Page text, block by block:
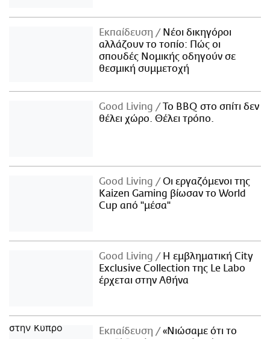
Εκπαίδευση
Νέοι δικηγόροι
αλλάζουν το τοπίο: Πώς οι
σπουδές Νομικής οδηγούν σε
θεσμική συμμετοχή
Good Living
Το BBQ στο σπίτι δεν
θέλει χώρο. Θέλει τρόπο.
Good Living
Οι εργαζόμενοι της
Kaizen Gaming βίωσαν το World
Cup από "μέσα"
Good Living
Η εμβληματική City
Exclusive Collection της Le Labo
έρχεται στην Αθήνα
Εκπαίδευση
«Νιώσαμε ότι το